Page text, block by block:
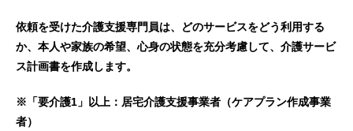
依頼を受けた介護支援専門員は、どのサービスをどう利用する
か、本人や家族の希望、心身の状態を充分考慮して、介護サービ
ス計画書を作成します。
※「要介護1」以上：居宅介護支援事業者（ケアプラン作成事業
者）